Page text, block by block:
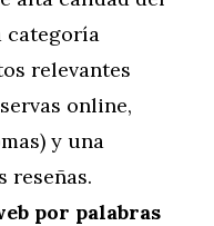
categoría
relevantes
online,
y una
reseñas.
por palabras